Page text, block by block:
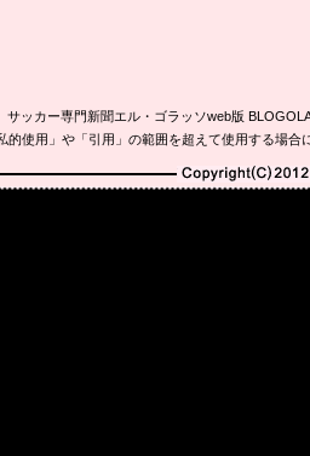
サッカー専門新聞エル・ゴラッソweb版
的使用」や「引用」の範囲を超えて使用する場
Copyright(C)2010-